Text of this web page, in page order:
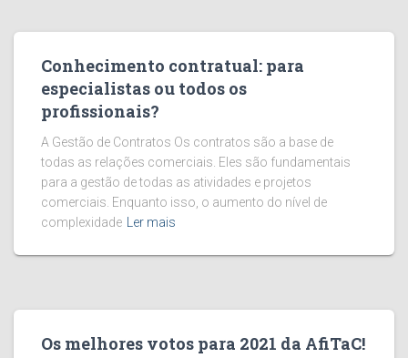
Conhecimento contratual: para
especialistas ou todos os
profissionais?
A Gestão de Contratos Os contratos são a base de
todas as relações comerciais. Eles são fundamentais
para a gestão de todas as atividades e projetos
comerciais. Enquanto isso, o aumento do nível de
complexidade Ler mais
Os melhores votos para 2021 da AfiTaC!